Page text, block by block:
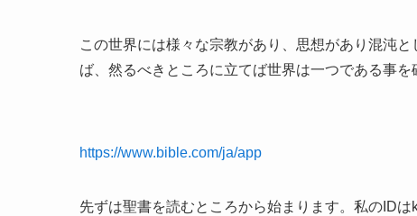
この世界には様々な宗教があり、思想があり混沌
ば、然るべきところに立てば世界は一つである事を
https://www.bible.com/ja/app
先ずは聖書を読むところから始まります。私のID